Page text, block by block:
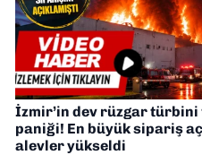
İzmir’in dev rüzgar türbini
paniği! En büyük sipariş
alevler yükseldi